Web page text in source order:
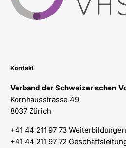
Kontakt
Verband der Schweizerischen
Kornhausstrasse 49
8037 Zürich
+41 44 211 97 73 Weiterbildungen
+41 44 211 97 72